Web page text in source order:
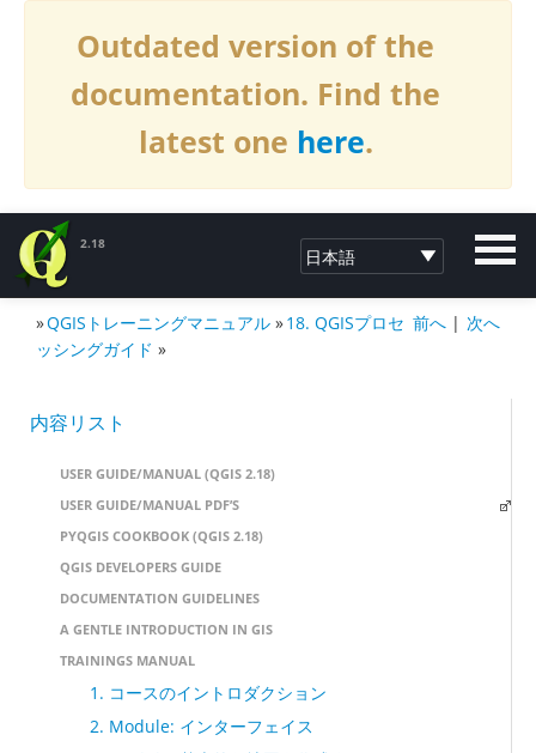
Outdated version of the
documentation. Find the
latest one here.
2.18
QGISへの寄付2.18 次へ
前へ |
»QGISトレーニングマニュアル »18. QGISプロセ
ッシングガイド »
内容リスト
USER GUIDE/MANUAL (QGIS 2.18)
USER GUIDE/MANUAL PDF’S
PYQGIS COOKBOOK (QGIS 2.18)
QGIS DEVELOPERS GUIDE
DOCUMENTATION GUIDELINES
A GENTLE INTRODUCTION IN GIS
TRAININGS MANUAL
1. コースのイントロダクション
2. Module: インターフェイス